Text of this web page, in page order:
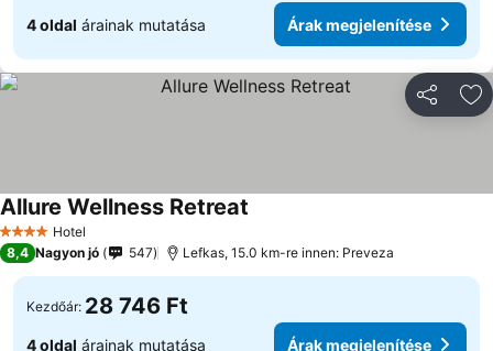
4 oldal árainak mutatása Árak megjelenítése
4 KategóriaHotel
Allure Wellness Retreat
8,4 Nagyon jó 547 Lefkas, 15.0 km-re innen: Preveza
Kezdőár: 28 746 Ft
4 oldal árainak mutatása Árak megjelenítése